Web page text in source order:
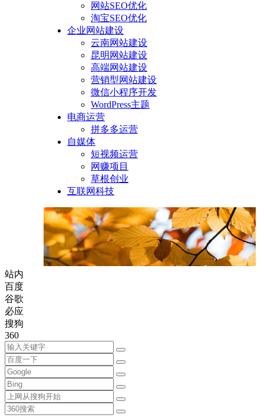
网站SEO优化
淘宝SEO优化
企业网站建设
云南网站建设
昆明网站建设
高端网站建设
营销型网站建设
微信小程序开发
WordPress主题
电商运营
拼多多运营
自媒体
短视频运营
网赚项目
草根创业
互联网科技
站内
百度
谷歌
必应
搜狗
360